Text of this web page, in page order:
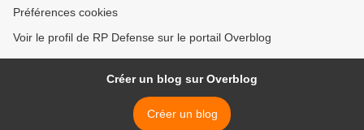
Préférences cookies
Voir le profil de RP Defense sur le portail Overblog
Créer un blog sur Overblog
Créer un blog